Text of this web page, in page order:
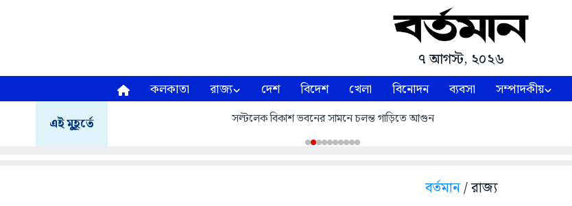
৭ আগস্ট, ২০২৬
কলকাতা রাজ্য দেশ বিদেশ খেলা বিনোদন ব্যবসা সম্পাদকীয়
এই মুহূর্তে সল্টলেক বিকাশ ভবনের সামনে চলন্ত গাড়িতে আগুন
বর্তমান/ রাজ্য